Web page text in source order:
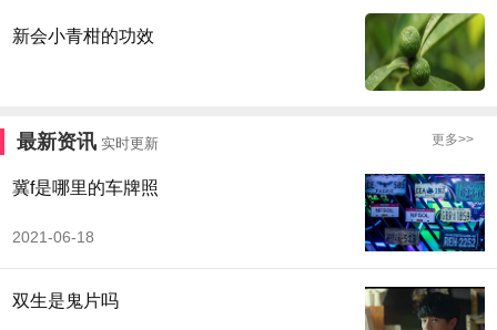
新会小青柑的功效
最新资讯 实时更新 更多>>
冀f是哪里的车牌照
2021-06-18
双生是鬼片吗